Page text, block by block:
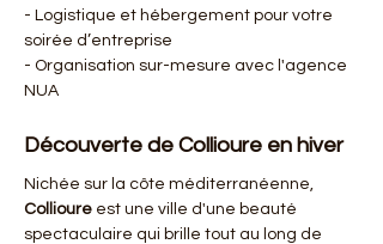
- Logistique et hébergement pour votre
soirée d’entreprise
- Organisation sur-mesure avec l'agence
NUA
Découverte de Collioure en hiver
Nichée sur la côte méditerranéenne,
Collioure est une ville d'une beauté
spectaculaire qui brille tout au long de